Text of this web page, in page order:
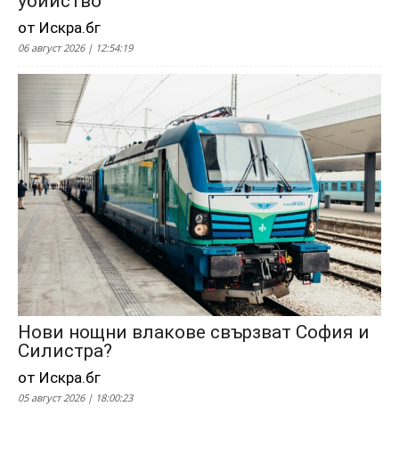
от Искра.бг
06 август 2026 | 12:54:19
Нови нощни влакове свързват София и
Силистра?
от Искра.бг
05 август 2026 | 18:00:23